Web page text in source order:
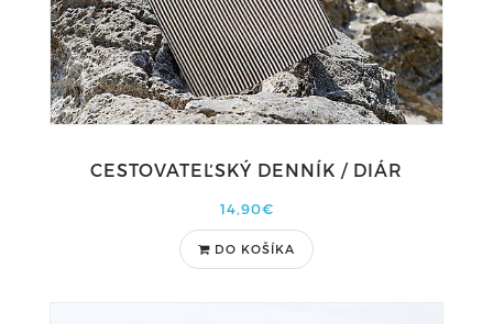
CESTOVATEĽSKÝ DENNÍK / DIÁR
14,90€
DO KOŠÍKA